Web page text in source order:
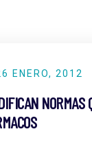
ENERO, 2012